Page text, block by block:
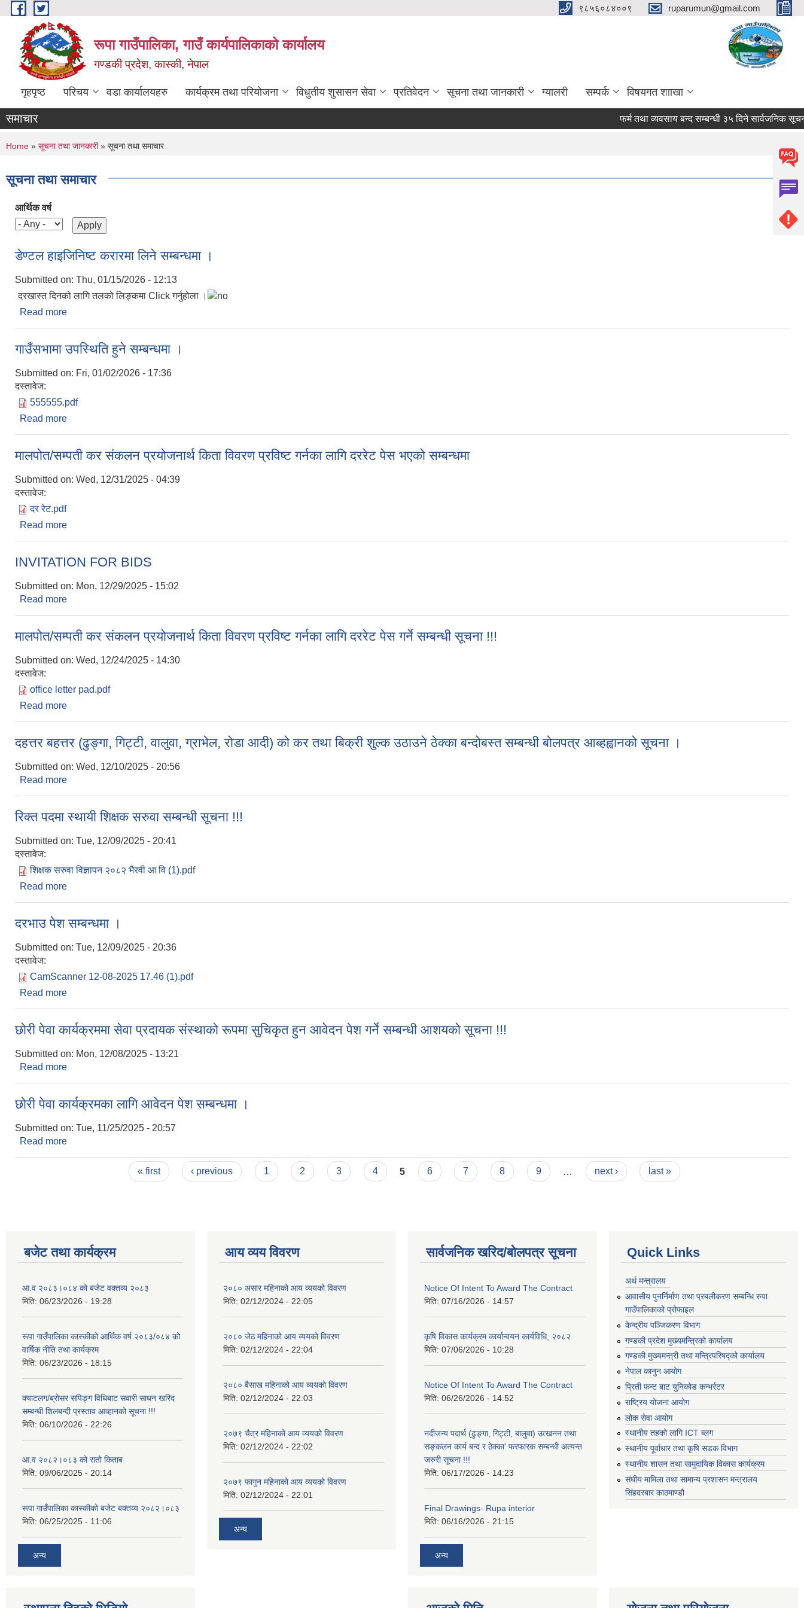
Skip to main content ९८५६०८४००९ ruparumun@gmail.com
रूपा गाउँपालिका, गाउँ कार्यपालिकाको कार्यालय
गण्डकी प्रदेश, कास्की, नेपाल
गृहपृष्ठ परिचय वडा कार्यालयहरु कार्यक्रम तथा परियोजना विधुतीय शुसासन सेवा प्रतिवेदन सूचना तथा जानकारी ग्यालरी सम्पर्क विषयगत शााखा
समाचार फर्म तथा व्यवसाय बन्द सम्बन्धी ३५ दिने सार्वजनिक सूचना !!!
You are here
Home » सूचना तथा जानकारी» सूचना तथा समाचार
सूचना तथा समाचार
आर्थिक वर्ष
डेण्टल हाइजिनिष्ट करारमा लिने सम्बन्धमा ।
Submitted on: Thu, 01/15/2026 - 12:13
दरखास्त दिनको लागि तलको लिङ्कमा Click गर्नुहोला ।
Read more
गाउँसभामा उपस्थिति हुने सम्बन्धमा ।
Submitted on: Fri, 01/02/2026 - 17:36
दस्तावेज:
555555.pdf
Read more
मालपोत/सम्पती कर संकलन प्रयोजनार्थ किता विवरण प्रविष्ट गर्नका लागि दररेट पेस भएको सम्बन्धमा
Submitted on: Wed, 12/31/2025 - 04:39
दस्तावेज:
दर रेट.pdf
Read more
INVITATION FOR BIDS
Submitted on: Mon, 12/29/2025 - 15:02
Read more
मालपोत/सम्पती कर संकलन प्रयोजनार्थ किता विवरण प्रविष्ट गर्नका लागि दररेट पेस गर्ने सम्बन्धी सूचना !!!
Submitted on: Wed, 12/24/2025 - 14:30
दस्तावेज:
office letter pad.pdf
Read more
दहत्तर बहत्तर (ढुङ्गा, गिट्टी, वालुवा, ग्राभेल, रोडा आदी) को कर तथा बिक्री शुल्क उठाउने ठेक्का बन्दोबस्त सम्बन्धी बोलपत्र आब्हह्वानको सूचना ।
Submitted on: Wed, 12/10/2025 - 20:56
Read more
रिक्त पदमा स्थायी शिक्षक सरुवा सम्बन्धी सूचना !!!
Submitted on: Tue, 12/09/2025 - 20:41
दस्तावेज:
शिक्षक सरुवा विज्ञापन २०८२ भैरवी आ वि (1).pdf
Read more
दरभाउ पेश सम्बन्धमा ।
Submitted on: Tue, 12/09/2025 - 20:36
दस्तावेज:
CamScanner 12-08-2025 17.46 (1).pdf
Read more
छोरी पेवा कार्यक्रममा सेवा प्रदायक संस्थाको रूपमा सुचिकृत हुन आवेदन पेश गर्ने सम्बन्धी आशयको सूचना !!!
Submitted on: Mon, 12/08/2025 - 13:21
Read more
छोरी पेवा कार्यक्रमका लागि आवेदन पेश सम्बन्धमा ।
Submitted on: Tue, 11/25/2025 - 20:57
Read more
« first ‹ previous 1 2 3 4 5 6 7 8 9 next › last »
बजेट तथा कार्यक्रम
आ.व २०८३।०८४ को बजेट वक्तव्य २०८३
मिति: 06/23/2026 - 19:28
रूपा गाउँपालिका कास्कीको आर्थिक वर्ष २०८३/०८४ को
वार्षिक नीति तथा कार्यक्रम
मिति: 06/23/2026 - 18:15
क्याटलग/ब्रोसर सपिङ्ग विधिबाट सवारी साधन खरिद
सम्बन्धी शिलबन्दी प्रस्ताव आव्हानको सूचना !!!
मिति: 06/10/2026 - 22:26
आ.व २०८२।०८३ को रातो किताब
मिति: 09/06/2025 - 20:14
रूपा गाउँपालिका कास्कीको बजेट बक्तव्य २०८२।०८३
मिति: 06/25/2025 - 11:06
अन्य
आय व्यय विवरण
२०८० असार महिनाको आय व्ययको विवरण
मिति: 02/12/2024 - 22:05
२०८० जेठ महिनाको आय व्ययको विवरण
मिति: 02/12/2024 - 22:04
२०८० बैसाख महिनाको आय व्ययको विवरण
मिति: 02/12/2024 - 22:03
२०७९ चैत्र महिनाको आय व्ययको विवरण
मिति: 02/12/2024 - 22:02
२०७९ फागुन महिनाको आय व्ययको विवरण
मिति: 02/12/2024 - 22:01
अन्य
सार्वजनिक खरिद/बोलपत्र सूचना
Notice Of Intent To Award The Contract
मिति: 07/16/2026 - 14:57
कृषि विकास कार्यक्रम कार्यान्वयन कार्यविधि, २०८२
मिति: 07/06/2026 - 10:28
Notice Of Intent To Award The Contract
मिति: 06/26/2026 - 14:52
नदीजन्य पदार्थ (ढुङ्गा, गिट्टी, बालुवा) उत्खनन तथा
सङ्कलन कार्य बन्द र ठेक्का' फरफारक सम्बन्धी अत्यन्त
जरुरी सूचना !!!
मिति: 06/17/2026 - 14:23
Final Drawings- Rupa interior
मिति: 06/16/2026 - 21:15
अन्य
Quick Links
अर्थ मन्त्रालय
आवासीय पुनर्निर्माण तथा प्रबलीकरण सम्बन्धि रुपा
गाउँपालिकाको प्रोफाइल
केन्द्रीय पञ्जिकरण विभाग
गण्डकी प्रदेश मुख्यमन्त्रिको कार्यालय
गण्डकी मुख्यमन्त्री तथा मन्त्रिपरिषद्को कार्यालय
नेपाल कानुन आयोग
प्रिती फन्ट बाट युनिकोड कन्भर्रटर
राष्ट्रिय योजना आयोग
लोक सेवा आयोग
स्थानीय तहको लागि ICT ब्लग
स्थानीय पूर्वाधार तथा कृषि सडक विभाग
स्थानीय शासन तथा सामुदायिक विकास कार्यक्रम
संघीय मामिला तथा सामान्य प्रशासन मन्त्रालय
सिंहदरबार काठमाण्डौ